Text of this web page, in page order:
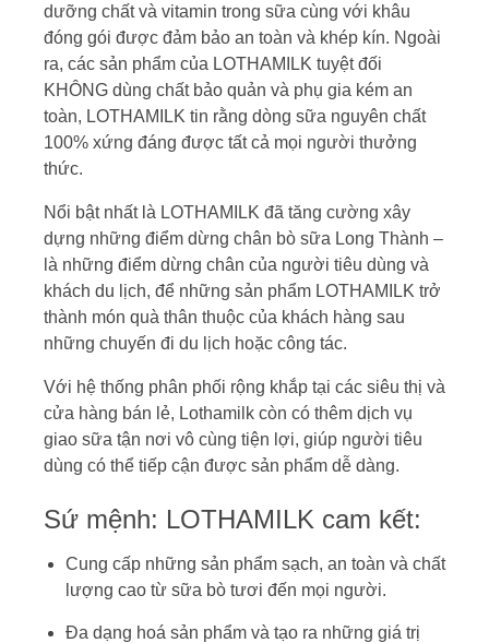
dưỡng chất và vitamin trong sữa cùng với khâu
đóng gói được đảm bảo an toàn và khép kín. Ngoài
ra, các sản phẩm của LOTHAMILK tuyệt đối
KHÔNG dùng chất bảo quản và phụ gia kém an
toàn, LOTHAMILK tin rằng dòng sữa nguyên chất
100% xứng đáng được tất cả mọi người thưởng
thức.
Nổi bật nhất là LOTHAMILK đã tăng cường xây
dựng những điểm dừng chân bò sữa Long Thành –
là những điểm dừng chân của người tiêu dùng và
khách du lịch, để những sản phẩm LOTHAMILK trở
thành món quà thân thuộc của khách hàng sau
những chuyến đi du lịch hoặc công tác.
Với hệ thống phân phối rộng khắp tại các siêu thị và
cửa hàng bán lẻ, Lothamilk còn có thêm dịch vụ
giao sữa tận nơi vô cùng tiện lợi, giúp người tiêu
dùng có thể tiếp cận được sản phẩm dễ dàng.
Sứ mệnh: LOTHAMILK cam kết:
Cung cấp những sản phẩm sạch, an toàn và chất
lượng cao từ sữa bò tươi đến mọi người.
Đa dạng hoá sản phẩm và tạo ra những giá trị